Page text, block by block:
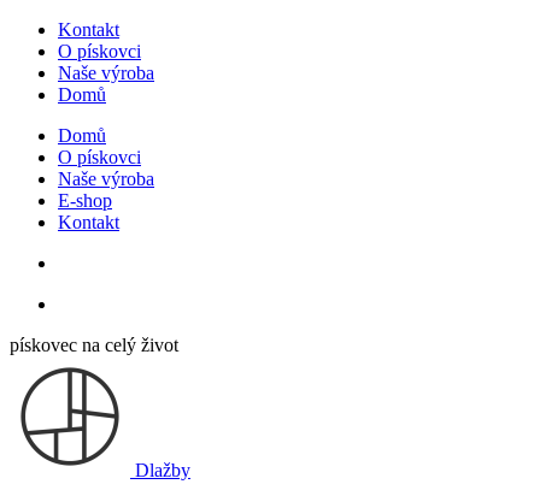
Kontakt
O pískovci
Naše výroba
Domů
Domů
O pískovci
Naše výroba
E-shop
Kontakt
pískovec na celý život
Dlažby